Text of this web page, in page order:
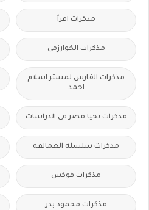
مذكرات اقرأ
مذكرات الخوارزمى
مذكرات الفارس لمستر اسلام
احمد
مذكرات تحيا مصر فى الدراسات
مذكرات سلسلة العمالقة
مذكرات فوكس
مذكرات محمود بدر